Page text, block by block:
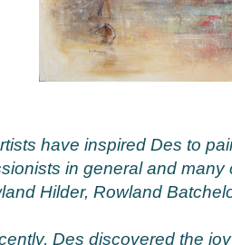
have inspired Des to
in general and many
Hilder, Rowland
Des discovered the